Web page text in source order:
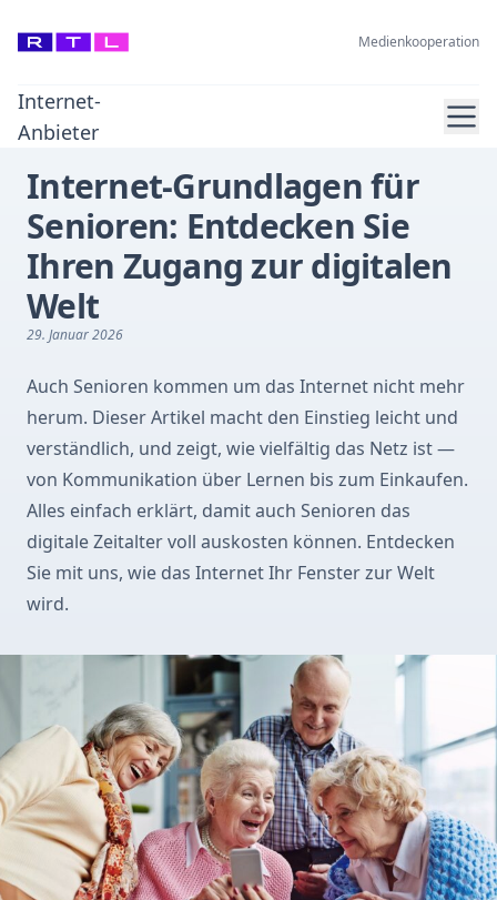
Medienkooperation
Internet-
Anbieter
Internet-Grundlagen für
Senioren: Entdecken Sie
Ihren Zugang zur digitalen
Welt
29. Januar 2026
Auch Senioren kommen um das Internet nicht mehr
herum. Dieser Artikel macht den Einstieg leicht und
verständlich, und zeigt, wie vielfältig das Netz ist —
von Kommunikation über Lernen bis zum Einkaufen.
Alles einfach erklärt, damit auch Senioren das
digitale Zeitalter voll auskosten können. Entdecken
Sie mit uns, wie das Internet Ihr Fenster zur Welt
wird.